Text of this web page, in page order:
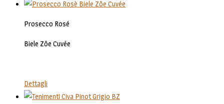
Prosecco Rosé
Biele Zôe Cuvée
Dettagli